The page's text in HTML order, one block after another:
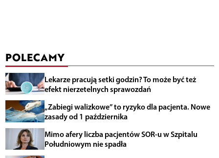
POLECAMY
Lekarze pracują setki godzin? To może być też
efekt nierzetelnych sprawozdań
„Zabiegi walizkowe” to ryzyko dla pacjenta. Nowe
zasady od 1 października
Mimo afery liczba pacjentów SOR-u w Szpitalu
Południowym nie spadła